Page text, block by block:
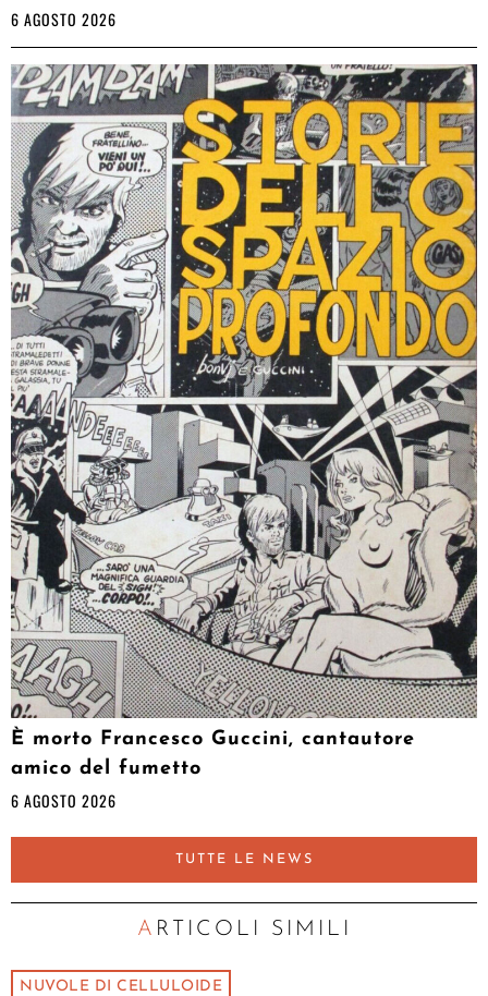
6 AGOSTO 2026
È morto Francesco Guccini, cantautore
amico del fumetto
6 AGOSTO 2026
TUTTE LE NEWS
ARTICOLI SIMILI
NUVOLE DI CELLULOIDE